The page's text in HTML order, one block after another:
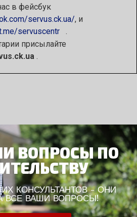
в фейсбук
servus.ck.ua/, и
servuscentr .
присылайте
.
ВОПРОСЫ ПО
КОНСУЛЬТАНТОВ - ОНИ
ВСЕ ВАШИ ВОПРОСЫ!